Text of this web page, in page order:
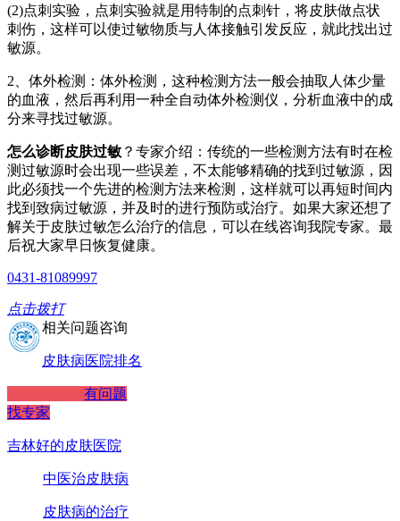
(2)点刺实验，点刺实验就是用特制的点刺针，将皮肤做点状
刺伤，这样可以使过敏物质与人体接触引发反应，就此找出过
敏源。
2、体外检测：体外检测，这种检测方法一般会抽取人体少量
的血液，然后再利用一种全自动体外检测仪，分析血液中的成
分来寻找过敏源。
怎么诊断皮肤过敏 ？专家介绍：传统的一些检测方法有时在检
测过敏源时会出现一些误差，不太能够精确的找到过敏源，因
此必须找一个先进的检测方法来检测，这样就可以再短时间内
找到致病过敏源，并及时的进行预防或治疗。如果大家还想了
解关于皮肤过敏怎么治疗的信息，可以在线咨询我院专家。最
后祝大家早日恢复健康。
0431-81089997
点击拨打
相关问题咨询
皮肤病医院排名
有问题
找专家
吉林好的皮肤医院
中医治皮肤病
皮肤病的治疗